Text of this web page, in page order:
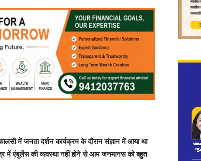
में जनता दर्शन कार्यक्रम के दौरान संज्ञान में आया था
में एंबुलेंस की व्यवस्था नहीं होने से आम जनमानस को बहुत